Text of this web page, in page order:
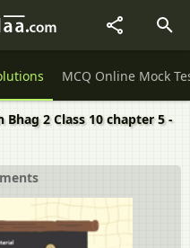
MCQ Online Mock
Bhag 2 Class 10 chapter 5 -